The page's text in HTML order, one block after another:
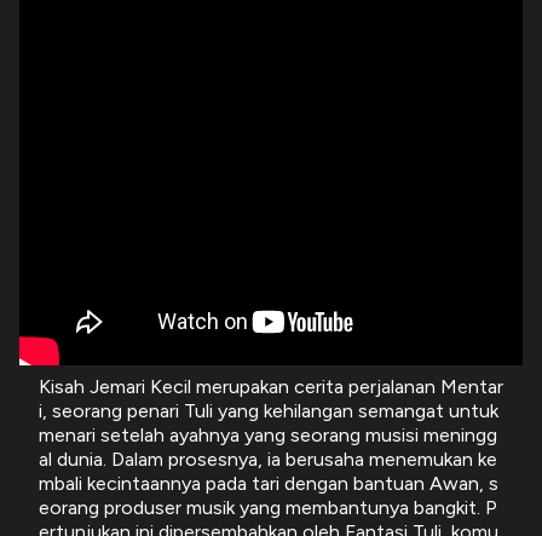
Kisah Jemari Kecil merupakan cerita perjalanan Mentar
i, seorang penari Tuli yang kehilangan semangat untuk
menari setelah ayahnya yang seorang musisi meningg
al dunia. Dalam prosesnya, ia berusaha menemukan ke
mbali kecintaannya pada tari dengan bantuan Awan, s
eorang produser musik yang membantunya bangkit. P